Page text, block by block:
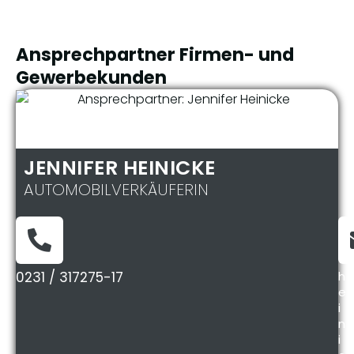
Ansprechpartner Firmen- und
Gewerbekunden
JENNIFER HEINICKE
AUTOMOBILVERKÄUFERIN
0231 / 317275-17
h
e
i
n
i